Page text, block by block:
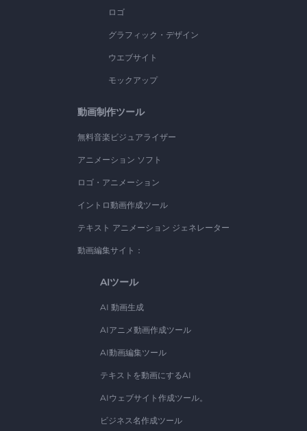
ロゴ
グラフィック・デザイン
ウエブサイト
モックアップ
動画制作ツール
無料音楽ビジュアライザー
アニメーション ソフト
ロゴ・アニメーション
イントロ動画作成ツール
テキスト アニメーション ジェネレーター
動画編集サイト：
AIツール
AI 動画生成
AIアニメ動画作成ツール
AI動画編集ツール
テキストを動画にするAI
AIウェブサイト作成ツール。
ビジネス名作成ツール